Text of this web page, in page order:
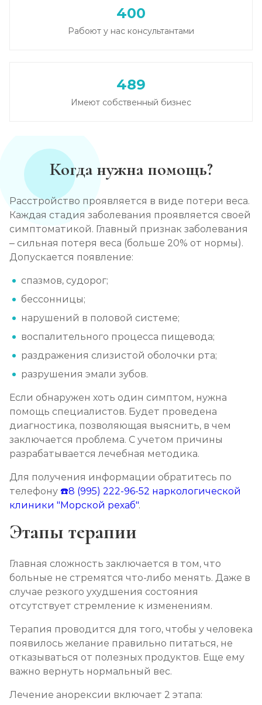
400
Рабоют у нас консультантами
489
Имеют собственный бизнес
Когда нужна помощь?
Расстройство проявляется в виде потери веса.
Каждая стадия заболевания проявляется своей
симптоматикой. Главный признак заболевания
– сильная потеря веса (больше 20% от нормы).
Допускается появление:
спазмов, судорог;
бессонницы;
нарушений в половой системе;
воспалительного процесса пищевода;
раздражения слизистой оболочки рта;
разрушения эмали зубов.
Если обнаружен хоть один симптом, нужна
помощь специалистов. Будет проведена
диагностика, позволяющая выяснить, в чем
заключается проблема. С учетом причины
разрабатывается лечебная методика.
Для получения информации обратитесь по
телефону ☎️8 (995) 222-96-52 наркологической
клиники "Морской рехаб".
Этапы терапии
Главная сложность заключается в том, что
больные не стремятся что-либо менять. Даже в
случае резкого ухудшения состояния
отсутствует стремление к изменениям.
Терапия проводится для того, чтобы у человека
появилось желание правильно питаться, не
отказываться от полезных продуктов. Еще ему
важно вернуть нормальный вес.
Лечение анорексии включает 2 этапа: